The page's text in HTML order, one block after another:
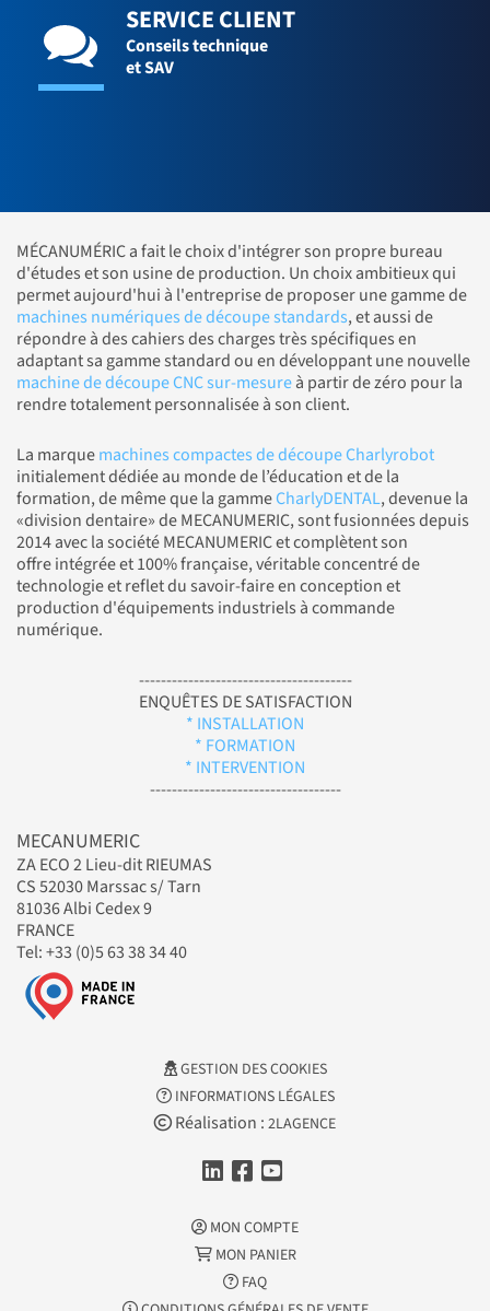
SERVICE CLIENT
Conseils technique
et SAV
MÉCANUMÉRIC a fait le choix d'intégrer son propre bureau
d'études et son usine de production. Un choix ambitieux qui
permet aujourd'hui à l'entreprise de proposer une gamme de
machines numériques de découpe standards, et aussi de
répondre à des cahiers des charges très spécifiques en
adaptant sa gamme standard ou en développant une nouvelle
machine de découpe CNC sur-mesureà partir de zéro pour la
rendre totalement personnalisée à son client.
La marquemachines compactes de découpe Charlyrobot
initialement dédiée au monde de l’éducation et de la
formation, de même que la gammeCharlyDENTAL, devenue la
«division dentaire» de MECANUMERIC, sont fusionnées depuis
2014 avec la société MECANUMERIC et complètent son
offre intégrée et 100% française, véritable concentré de
technologie et reflet du savoir-faire en conception et
production d'équipements industriels à commande
numérique.
---------------------------------------
ENQUÊTES DE SATISFACTION
* INSTALLATION
* FORMATION
* INTERVENTION
-----------------------------------
MECANUMERIC
ZA ECO 2 Lieu-dit RIEUMAS
CS 52030 Marssac s/ Tarn
81036 Albi Cedex 9
FRANCE
Tel: +33 (0)5 63 38 34 40
GESTION DES COOKIES
INFORMATIONS LÉGALES
Réalisation : 2LAGENCE
MON COMPTE
MON PANIER
FAQ